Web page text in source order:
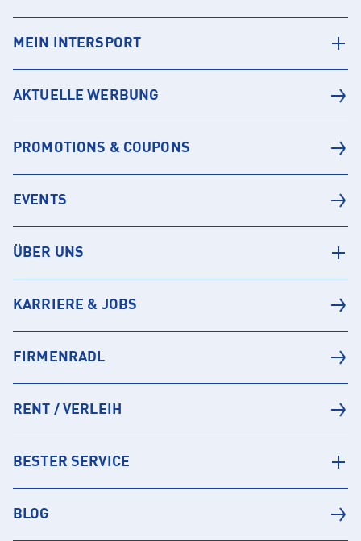
MEIN INTERSPORT
AKTUELLE WERBUNG
PROMOTIONS & COUPONS
EVENTS
ÜBER UNS
KARRIERE & JOBS
FIRMENRADL
RENT / VERLEIH
BESTER SERVICE
BLOG